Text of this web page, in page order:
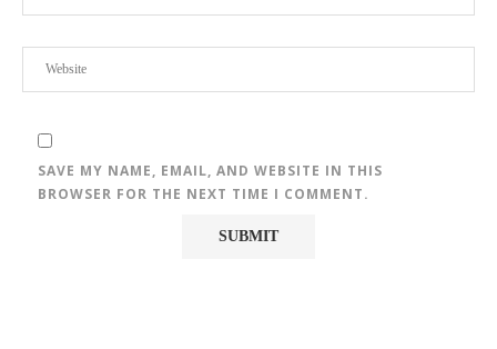
SAVE MY NAME, EMAIL, AND WEBSITE IN THIS
BROWSER FOR THE NEXT TIME I COMMENT.